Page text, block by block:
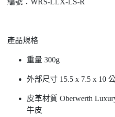
編號：WRS-LLX-LS-R
產品規格
重量 300g
外部尺寸 15.5 x 7.5 x 10
皮革材質 Oberwerth
牛皮